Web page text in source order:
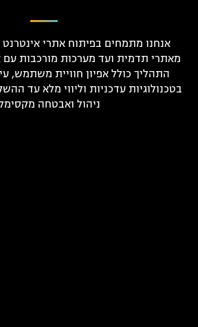
אנחנו מתמחים בפיתוח אתרי
מאתרי תדמית ועד מערכות מורכבות עם
התהליך כולל אפיון חוויית משתמש,
בטכנולוגיות עדכניות וליווי מלא עד
ניהול ואבטחה